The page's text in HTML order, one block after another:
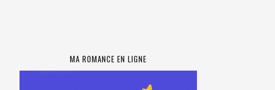
MA ROMANCE EN LIGNE